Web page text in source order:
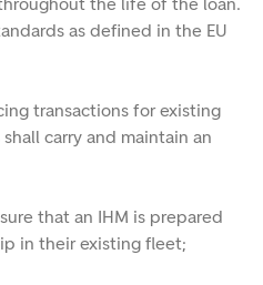
the life of the loan.
as defined in the EU
transactions for existing
carry and maintain an
that an IHM is prepared
in their existing fleet;